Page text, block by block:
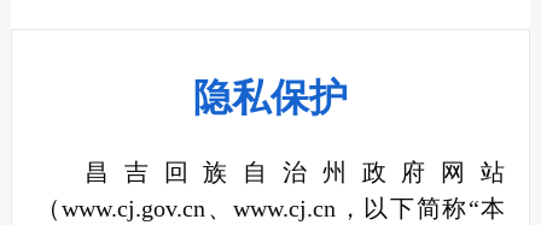
隐私保护
昌吉回族自治州政府网站
（www.cj.gov.cn、www.cj.cn，以下简称“本